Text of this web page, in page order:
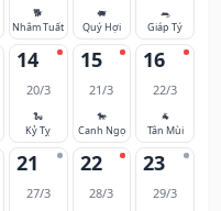
🐕
Nhâm Tuất
🐖
Quý Hợi
🐀
Giáp Tý
14
20/3
🐍
Kỷ Tỵ
15
21/3
🐎
Canh Ngọ
16
22/3
🐐
Tân Mùi
21
27/3
22
28/3
23
29/3